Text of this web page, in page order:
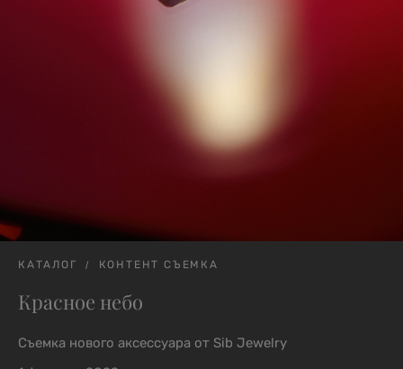
КАТАЛОГ КОНТЕНТ СЪЕМКА
Красное небо
Съемка нового аксессуара от Sib Jewelry